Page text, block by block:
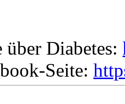
Diabetes:
Seite: